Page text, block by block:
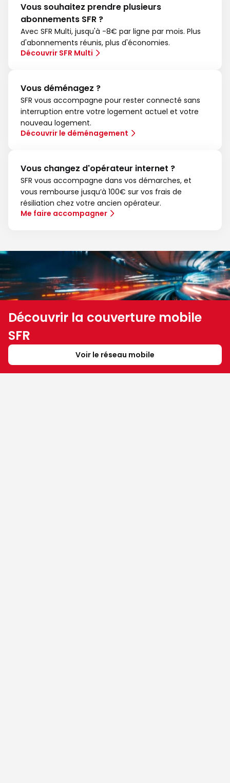
Vous souhaitez prendre plusieurs
abonnements SFR ?
Avec SFR Multi, jusqu'à -8€ par ligne par mois. Plus
d'abonnements réunis, plus d'économies.
Découvrir SFR Multi
Vous déménagez ?
SFR vous accompagne pour rester connecté sans
interruption entre votre logement actuel et votre
nouveau logement.
Découvrir le déménagement
Vous changez d'opérateur internet ?
SFR vous accompagne dans vos démarches, et
vous rembourse jusqu’à 100€ sur vos frais de
résiliation chez votre ancien opérateur.
Me faire accompagner
Découvrir la couverture mobile
SFR
Voir le réseau mobile